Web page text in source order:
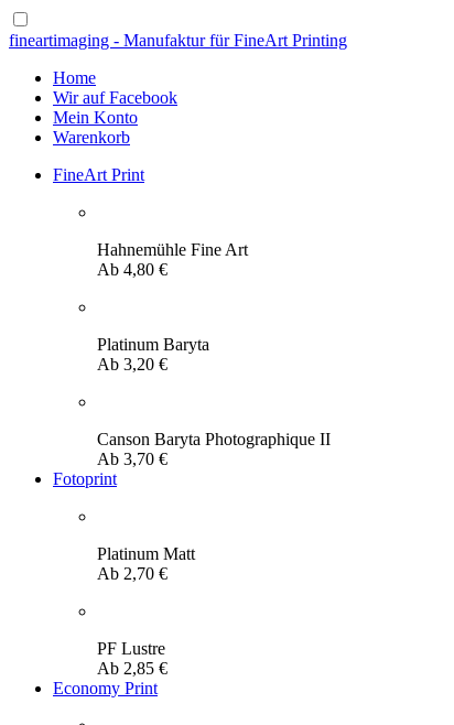
fineartimaging - Manufaktur für FineArt Printing
Home
Wir auf Facebook
Mein Konto
Warenkorb
FineArt Print
Hahnemühle Fine Art
Ab 4,80 €
Platinum Baryta
Ab 3,20 €
Canson Baryta Photographique II
Ab 3,70 €
Fotoprint
Platinum Matt
Ab 2,70 €
PF Lustre
Ab 2,85 €
Economy Print